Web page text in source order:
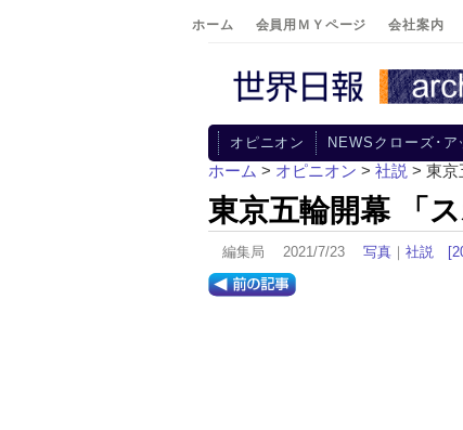
ホーム 会員用ＭＹページ 会社案内
オピニオン NEWSクローズ･ア
ホーム > オピニオン > 社説 > 東京
東京五輪開幕 「
編集局 2021/7/23 写真 ｜ 社説